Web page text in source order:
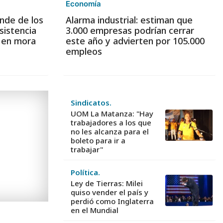
de los
mora
Economía
Alarma industrial: estiman que
3.000 empresas podrían cerrar
este año y advierten por 105.000
empleos
Sindicatos.
UOM La Matanza: "Hay
trabajadores a los que
no les alcanza para el
boleto para ir a
trabajar"
Política.
Ley de Tierras: Milei
quiso vender el país y
perdió como Inglaterra
en el Mundial